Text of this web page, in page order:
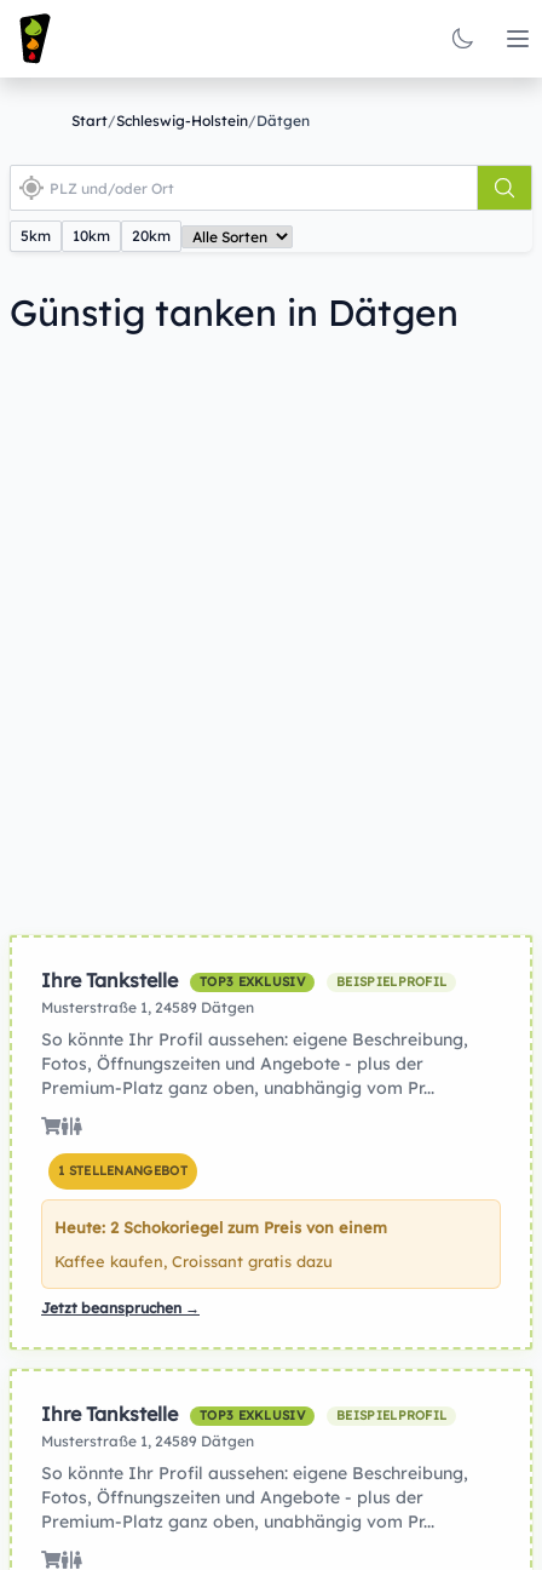
Start/Schleswig-Holstein/Dätgen
5km 10km 20km
Günstig tanken in Dätgen
Ihre Tankstelle TOP3 EXKLUSIV BEISPIELPROFIL
Musterstraße 1, 24589 Dätgen
So könnte Ihr Profil aussehen: eigene Beschreibung,
Fotos, Öffnungszeiten und Angebote - plus der
Premium-Platz ganz oben, unabhängig vom Pr...
1 STELLENANGEBOT
Heute: 2 Schokoriegel zum Preis von einem
Kaffee kaufen, Croissant gratis dazu
Jetzt beanspruchen →
Ihre Tankstelle TOP3 EXKLUSIV BEISPIELPROFIL
Musterstraße 1, 24589 Dätgen
So könnte Ihr Profil aussehen: eigene Beschreibung,
Fotos, Öffnungszeiten und Angebote - plus der
Premium-Platz ganz oben, unabhängig vom Pr...